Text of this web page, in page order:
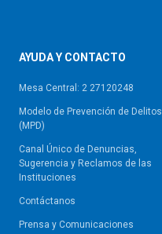
AYUDA Y CONTACTO
Mesa Central: 2 27120248
Modelo de Prevención de Delitos
(MPD)
Canal Único de Denuncias,
Sugerencia y Reclamos de las
Instituciones
Contáctanos
Prensa y Comunicaciones